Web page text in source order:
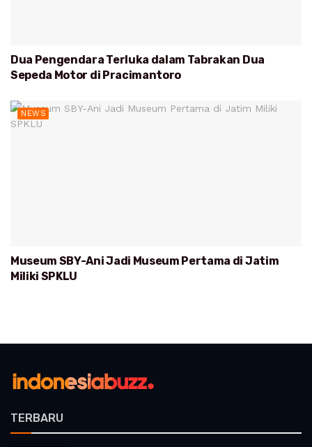
Dua Pengendara Terluka dalam Tabrakan Dua
Sepeda Motor di Pracimantoro
NEWS
Museum SBY-Ani Jadi Museum Pertama di Jatim
Miliki SPKLU
TERBARU